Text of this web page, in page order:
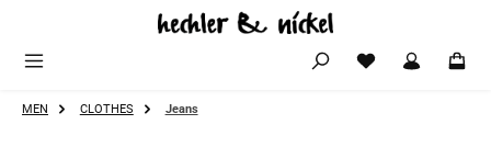
Zum Hauptinhalt springen
MEN CLOTHES Jeans